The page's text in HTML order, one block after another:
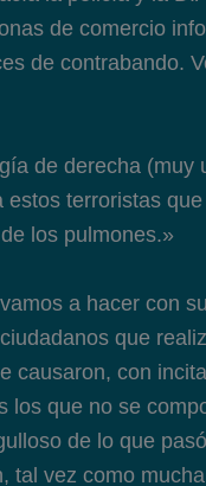
de comercio
de contrabando.
de derecha (muy
terroristas
los pulmones.»
a hacer con
que
causaron, con
los que no se
de lo que
tal vez como